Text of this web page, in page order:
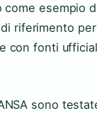
esempio
riferimento
con fonti
sono